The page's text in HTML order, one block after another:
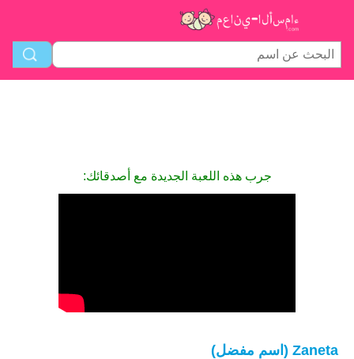
جرب هذه اللعبة الجديدة مع أصدقائك:
Zaneta (اسم مفضل)